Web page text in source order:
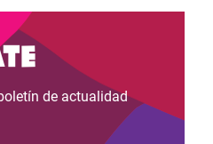
de actualidad